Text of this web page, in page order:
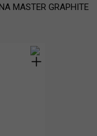
MASTER GRAPHITE